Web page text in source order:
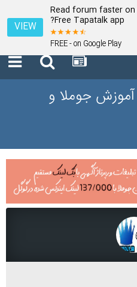
Read forum faster
Free Tapatalk app?
FREE - on Google Play
VIEW
جوملا و